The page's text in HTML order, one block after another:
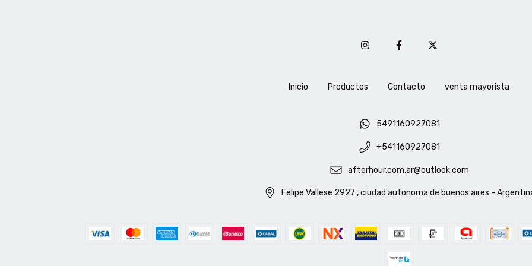
Inicio Productos Contacto venta mayorista
5491160927081
+541160927081
afterhour.com.ar@outlook.com
Felipe Vallese 2927 , ciudad autonoma de buenos aires -